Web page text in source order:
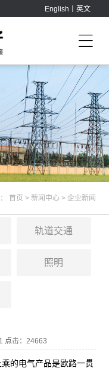
English丨英文
首页 > 新闻中心 > 企业新闻
轨道交通
照明
点击：24663
的电气产品是欧路一贯